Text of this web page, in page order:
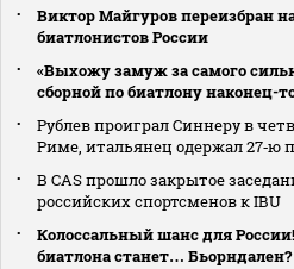
Виктор Майгуров переизбран
биатлонистов России
«Выхожу замуж за самого
сборной по биатлону наконец-
Рублев проиграл Синнеру в
Риме, итальянец одержал 27‑ю
В CAS прошло закрытое
российских спортсменов к IBU
Колоссальный шанс для
биатлона станет… Бьорндален?